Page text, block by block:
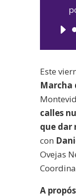
Este
Marcha
calles
que dar
con
Ovejas
A